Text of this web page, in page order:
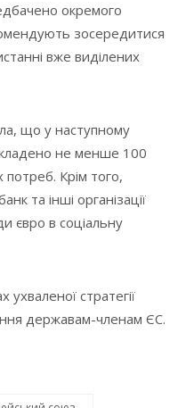
окремого
зосередитися
вже виділених
що у наступному
не менше 100
потреб. Крім того,
та інші організації
євро в соціальну
ухваленої стратегії
державам-членам ЄС.